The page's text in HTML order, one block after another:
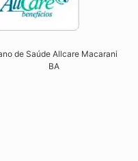
de Saúde Allcare Macarani
BA​